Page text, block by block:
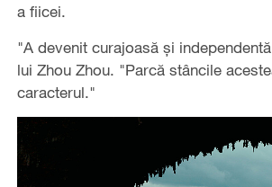
a fiicei.
"A devenit curajoasă și
lui Zhou Zhou. "Parcă stâncile
caracterul."